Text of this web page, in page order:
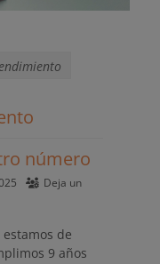
número
Deja un
de
9 años